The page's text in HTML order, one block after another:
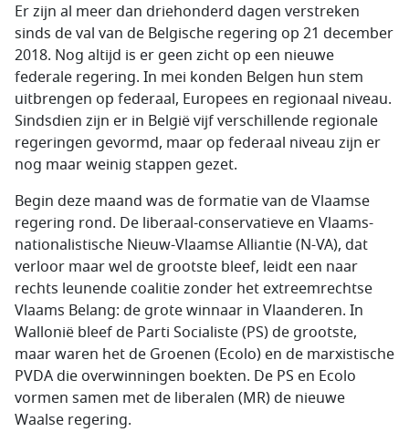
Er zijn al meer dan driehonderd dagen verstreken
sinds de val van de Belgische regering op 21 december
2018. Nog altijd is er geen zicht op een nieuwe
federale regering. In mei konden Belgen hun stem
uitbrengen op federaal, Europees en regionaal niveau.
Sindsdien zijn er in België vijf verschillende regionale
regeringen gevormd, maar op federaal niveau zijn er
nog maar weinig stappen gezet.
Begin deze maand was de formatie van de Vlaamse
regering rond. De liberaal-conservatieve en Vlaams-
nationalistische Nieuw-Vlaamse Alliantie (N-VA), dat
verloor maar wel de grootste bleef, leidt een naar
rechts leunende coalitie zonder het extreemrechtse
Vlaams Belang: de grote winnaar in Vlaanderen. In
Wallonië bleef de Parti Socialiste (PS) de grootste,
maar waren het de Groenen (Ecolo) en de marxistische
PVDA die overwinningen boekten. De PS en Ecolo
vormen samen met de liberalen (MR) de nieuwe
Waalse regering.